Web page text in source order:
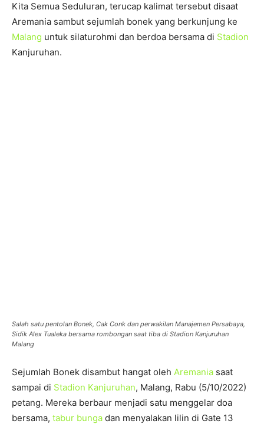
Kita Semua Seduluran, terucap kalimat tersebut disaat
Aremania sambut sejumlah bonek yang berkunjung ke
Malang untuk silaturohmi dan berdoa bersama di Stadion
Kanjuruhan.
Salah satu pentolan Bonek, Cak Conk dan perwakilan Manajemen Persabaya,
Sidik Alex Tualeka bersama rombongan saat tiba di Stadion Kanjuruhan
Malang
Sejumlah Bonek disambut hangat oleh Aremania saat
sampai di Stadion Kanjuruhan, Malang, Rabu (5/10/2022)
petang. Mereka berbaur menjadi satu menggelar doa
bersama, tabur bunga dan menyalakan lilin di Gate 13